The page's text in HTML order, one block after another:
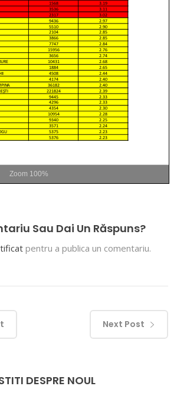
Zoom 100%
Sau Dai Un Răspuns?
pentru a publica un comentariu.
Next Post
DESPRE NOUL